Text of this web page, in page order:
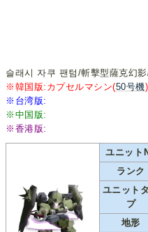
슬래시 자쿠 팬텀/斬擊型薩克幻
※韓国版:カプセルマシン(50号機)
※台湾版:
※中国版:
※香港版:
ユニット
ランク
ユニット
プ
地形